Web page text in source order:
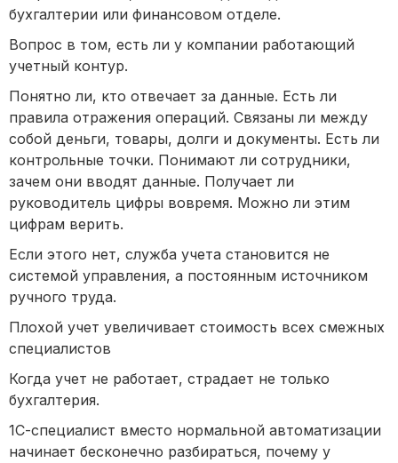
бухгалтерии или финансовом отделе.
Вопрос в том, есть ли у компании работающий
учетный контур.
Понятно ли, кто отвечает за данные. Есть ли
правила отражения операций. Связаны ли между
собой деньги, товары, долги и документы. Есть ли
контрольные точки. Понимают ли сотрудники,
зачем они вводят данные. Получает ли
руководитель цифры вовремя. Можно ли этим
цифрам верить.
Если этого нет, служба учета становится не
системой управления, а постоянным источником
ручного труда.
Плохой учет увеличивает стоимость всех смежных
специалистов
Когда учет не работает, страдает не только
бухгалтерия.
1С-специалист вместо нормальной автоматизации
начинает бесконечно разбираться, почему у